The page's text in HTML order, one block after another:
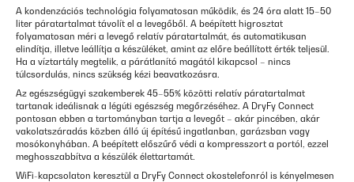
A kondenzációs technológia folyamatosan működik, és 24 óra alatt 15–50
liter páratartalmat távolít el a levegőből. A beépített higrosztat
folyamatosan méri a levegő relatív páratartalmát, és automatikusan
elindítja, illetve leállítja a készüléket, amint az előre beállított érték teljesül.
Ha a víztartály megtelik, a párátlanító magától kikapcsol – nincs
túlcsordulás, nincs szükség kézi beavatkozásra.
Az egészségügyi szakemberek 45–55% közötti relatív páratartalmat
tartanak ideálisnak a légúti egészség megőrzéséhez. A DryFy Connect
pontosan ebben a tartományban tartja a levegőt – akár pincében, akár
vakolatszáradás közben álló új építésű ingatlanban, garázsban vagy
mosókonyhában. A beépített előszűrő védi a kompresszort a portól, ezzel
meghosszabbítva a készülék élettartamát.
WiFi-kapcsolaton keresztül a DryFy Connect okostelefonról is kényelmesen